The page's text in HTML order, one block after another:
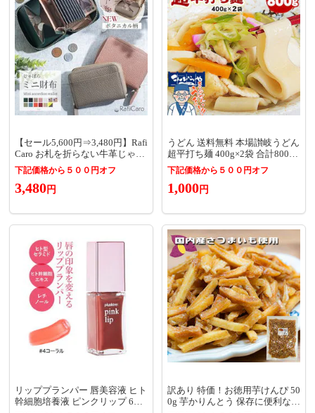
【セール5,600円⇒3,480円】Rafi
Caro お札を折らない牛革じゃば
らミニ財布 グレージュ（インナ
ー花柄）
下記価格から５００円オフ
3,480円
うどん 送料無料 本場讃岐うどん
超平打ち麺 400g×2袋 合計800g
小分け で便利 平打ち 讃岐うど
ん さぬきうどん 食品 1000円ポ
ッキリ ポイント消化 お試し き
下記価格から５００円オフ
1,000円
リッププランパー 唇美容液 ヒト
幹細胞培養液 ピンクリップ 6ml
訳あり 特価！お徳用芋けんぴ 50
0g 芋かりんとう 保存に便利なチ